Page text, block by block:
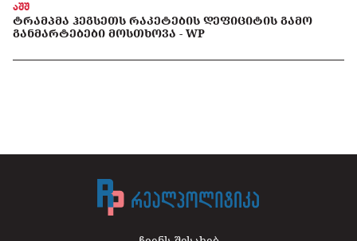
აშშ
ᲢᲠᲐᲛᲞᲛᲐ ᲰᲔᲒᲡᲔᲗᲡ ᲠᲐᲙᲔᲢᲔᲑᲘᲡ ᲓᲔᲤᲘᲪᲘᲢᲘᲡ ᲒᲐᲛᲝ
ᲒᲐᲜᲛᲐᲠᲢᲔᲑᲔᲑᲘ ᲛᲝᲡᲗᲮᲝᲕᲐ - WP